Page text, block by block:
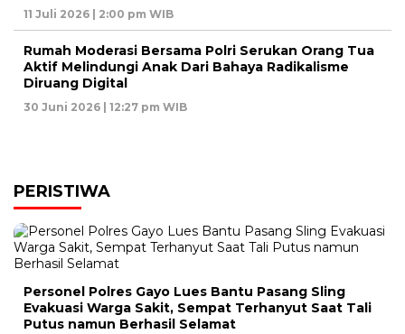
11 Juli 2026 | 2:00 pm WIB
Rumah Moderasi Bersama Polri Serukan Orang Tua
Aktif Melindungi Anak Dari Bahaya Radikalisme
Diruang Digital
30 Juni 2026 | 12:27 pm WIB
PERISTIWA
Personel Polres Gayo Lues Bantu Pasang Sling
Evakuasi Warga Sakit, Sempat Terhanyut Saat Tali
Putus namun Berhasil Selamat